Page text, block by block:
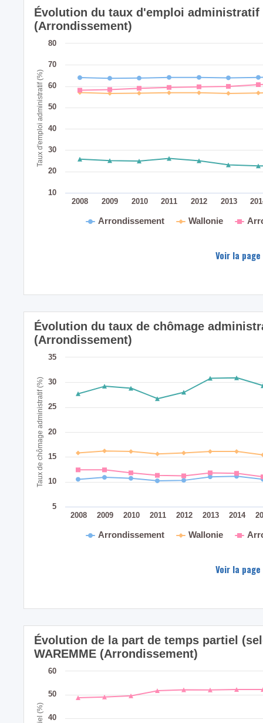
Taux d'emploi administratif (%)
Évolution du taux d'emploi administratif
(Arrondissement)
Arrondissement Wallonie
2008 2009 2010 2011 2012 2013
10
20
30
40
50
60
70
80
Voir la
Taux de chômage administratif (%)
Évolution du taux de chômage
(Arrondissement)
Arrondissement Wallonie
2008 2009 2010 2011 2012 2013 2014
5
10
15
20
25
30
35
Voir la
Évolution de la part de temps partiel
WAREMME (Arrondissement)
40
50
60